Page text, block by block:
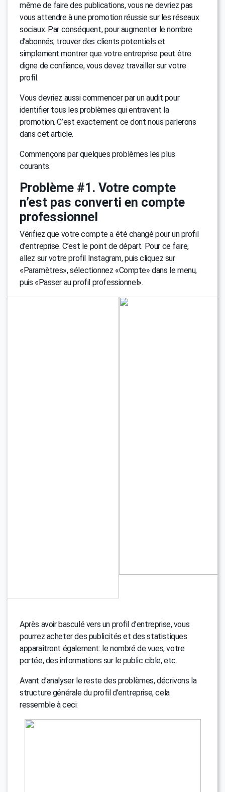
même de faire des publications, vous ne devriez pas
vous attendre à une promotion réussie sur les réseaux
sociaux. Par conséquent, pour augmenter le nombre
d’abonnés, trouver des clients potentiels et
simplement montrer que votre entreprise peut être
digne de confiance, vous devez travailler sur votre
profil.
Vous devriez aussi commencer par un audit pour
identifier tous les problèmes qui entravent la
promotion. C’est exactement ce dont nous parlerons
dans cet article.
Commençons par quelques problèmes les plus
courants.
Problème #1. Votre compte
n’est pas converti en compte
professionnel
Vérifiez que votre compte a été changé pour un profil
d’entreprise. C’est le point de départ. Pour ce faire,
allez sur votre profil Instagram, puis cliquez sur
«Paramètres», sélectionnez «Compte» dans le menu,
puis «Passer au profil professionnel».
Après avoir basculé vers un profil d’entreprise, vous
pourrez acheter des publicités et des statistiques
apparaîtront également: le nombré de vues, votre
portée, des informations sur le public cible, etc.
Avant d’analyser le reste des problèmes, décrivons la
structure générale du profil d’entreprise, cela
ressemble à ceci: